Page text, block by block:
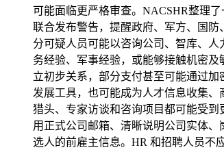
可能面临更严格审查。NACSHR整理
联合发布警告，提醒政府、军方、国
分可疑人员可能以咨询公司、智库、
务经验、军事经验，或能够接触机密
立初步关系，部分支付甚至可能通过
发展工具，也可能成为人才信息收集
猎头、专家访谈和咨询项目都可能受
用正式公司邮箱、清晰说明公司实体
选人的前雇主信息。HR 和招聘人员不